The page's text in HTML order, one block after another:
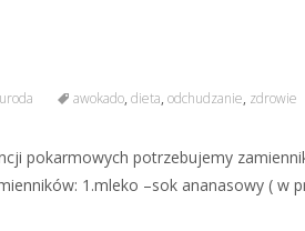
awokado, dieta, odchudzanie, zdrowie
pokarmowych potrzebujemy
1.mleko –sok ananasowy ( w